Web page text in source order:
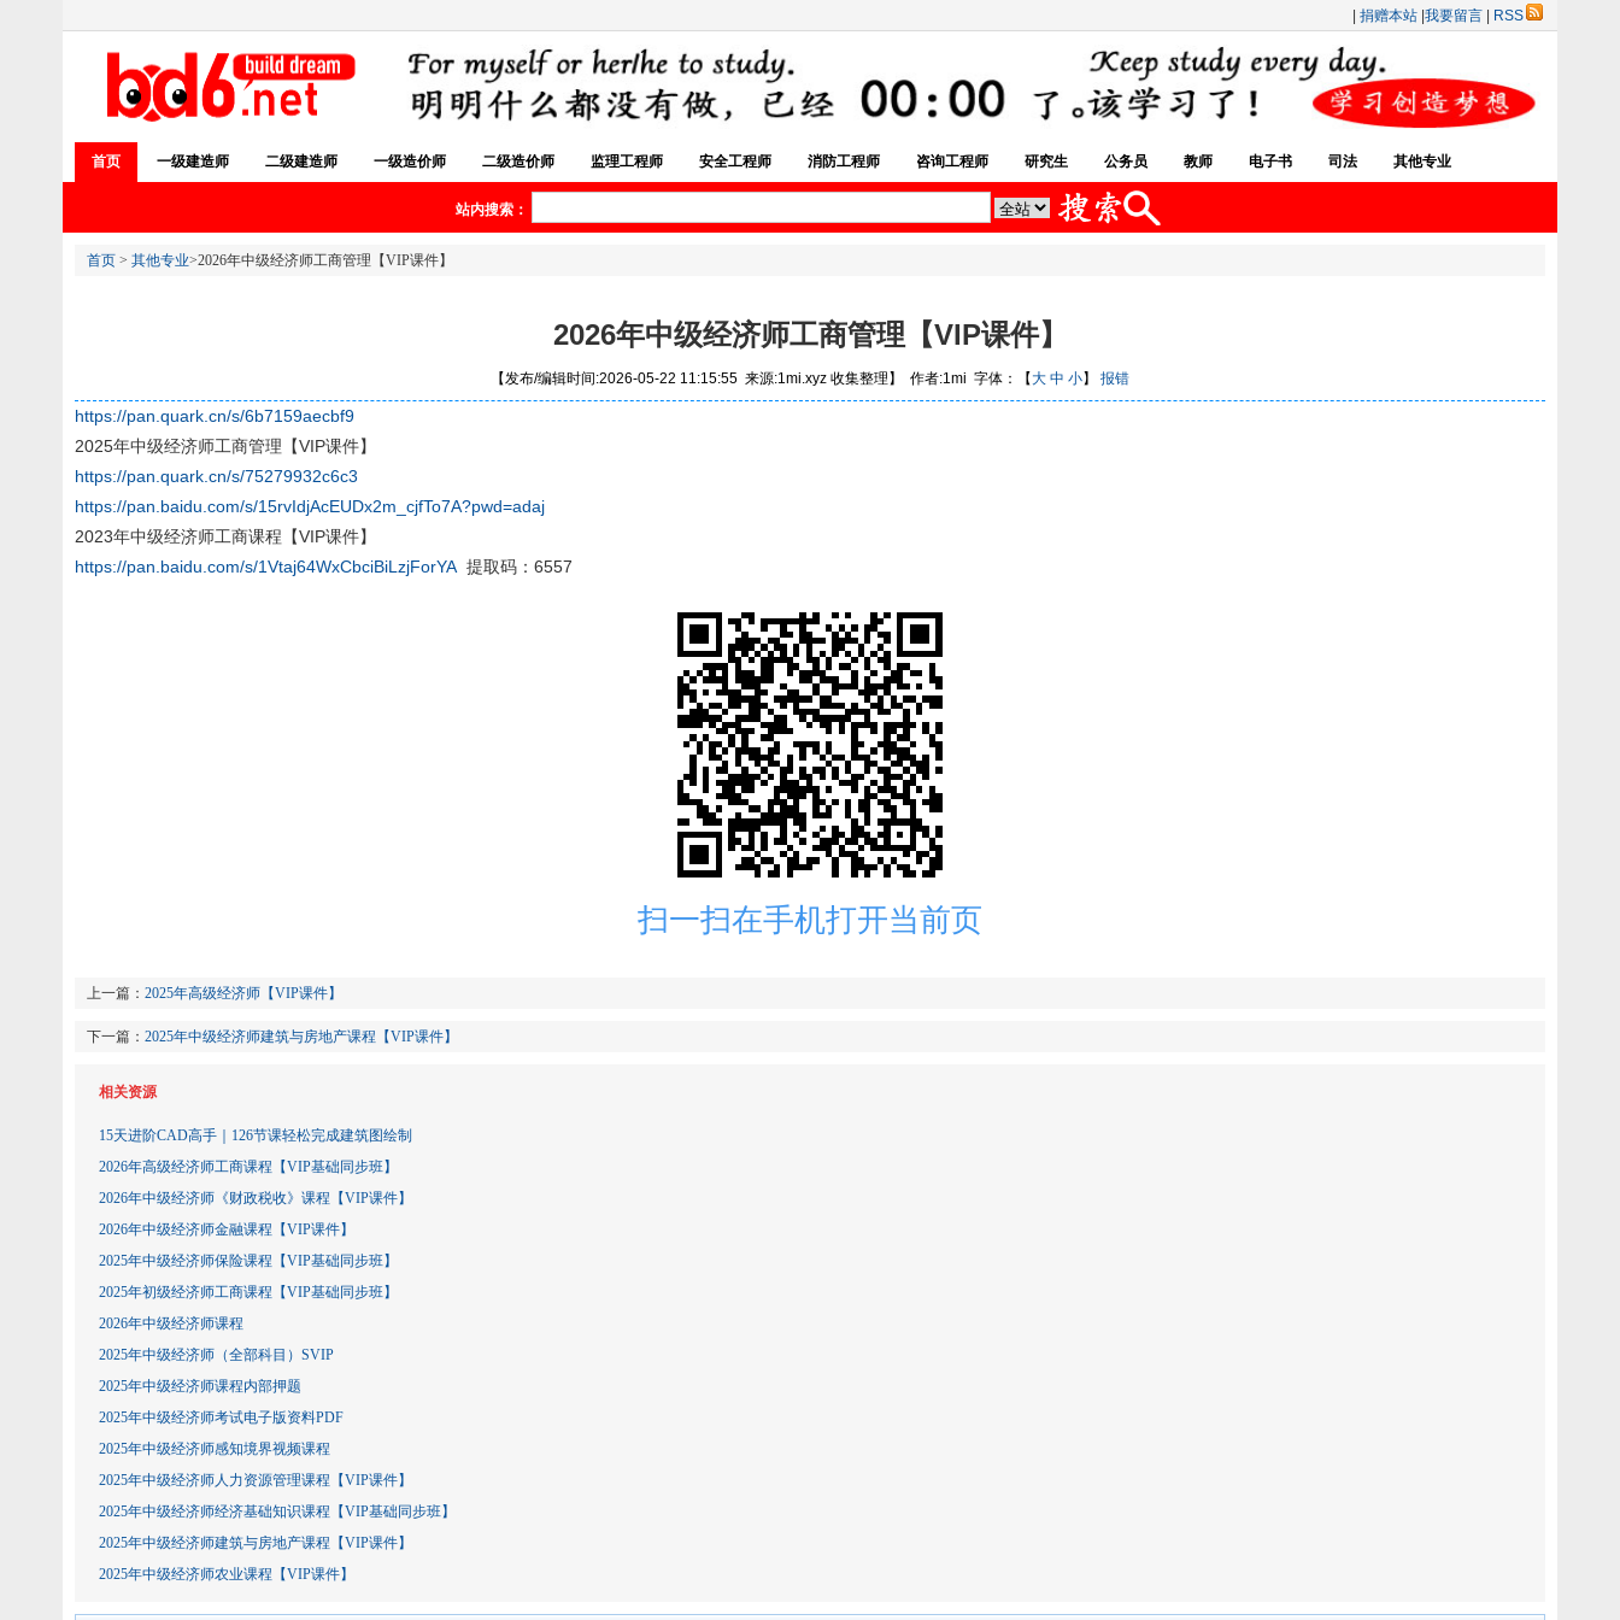
捐赠本站 我要留言 RSS
首页 一级建造师 二级建造师 一级造价师 二级造价师 监理工程师 安全工程师 消防工程师 咨询工程师 研究生 公务员 教师 电子书 司法 其他专业
站内搜索：
首页 > 其他专业>2026年中级经济师工商管理【VIP课件】
2026年中级经济师工商管理【VIP课件】
【发布/编辑时间:2026-05-22 11:15:55 来源:1mi.xyz 收集整理】 作者:1mi 字体：【大 中 小】 报错
https://pan.quark.cn/s/6b7159aecbf9
2025年中级经济师工商管理【VIP课件】
https://pan.quark.cn/s/75279932c6c3
https://pan.baidu.com/s/15rvIdjAcEUDx2m_cjfTo7A?pwd=adaj
2023年中级经济师工商课程【VIP课件】
https://pan.baidu.com/s/1Vtaj64WxCbciBiLzjForYA 提取码：6557
扫一扫在手机打开当前页
上一篇： 2025年高级经济师【VIP课件】
下一篇： 2025年中级经济师建筑与房地产课程【VIP课件】
相关资源
15天进阶CAD高手｜126节课轻松完成建筑图绘制
2026年高级经济师工商课程【VIP基础同步班】
2026年中级经济师《财政税收》课程【VIP课件】
2026年中级经济师金融课程【VIP课件】
2025年中级经济师保险课程【VIP基础同步班】
2025年初级经济师工商课程【VIP基础同步班】
2026年中级经济师课程
2025年中级经济师（全部科目）SVIP
2025年中级经济师课程内部押题
2025年中级经济师考试电子版资料PDF
2025年中级经济师感知境界视频课程
2025年中级经济师人力资源管理课程【VIP课件】
2025年中级经济师经济基础知识课程【VIP基础同步班】
2025年中级经济师建筑与房地产课程【VIP课件】
2025年中级经济师农业课程【VIP课件】